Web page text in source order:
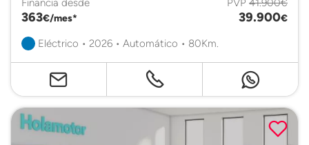
363€/mes* 39.900€
Eléctrico • 2026 • Automático • 80Km.